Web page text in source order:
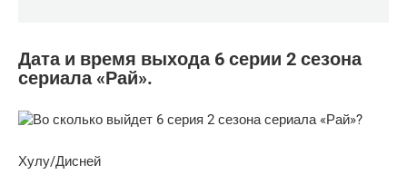
Дата и время выхода 6 серии 2 сезона
сериала «Рай».
Хулу/Дисней